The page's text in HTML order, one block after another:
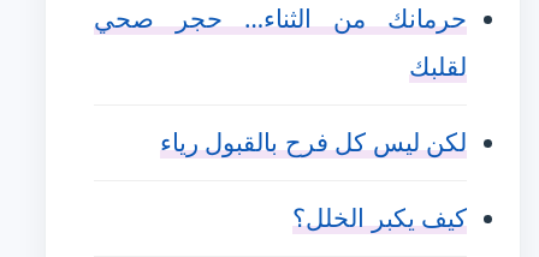
حرمانك من الثناء… حجر صحي
لقلبك
لكن ليس كل فرح بالقبول رياء
كيف يكبر الخلل؟